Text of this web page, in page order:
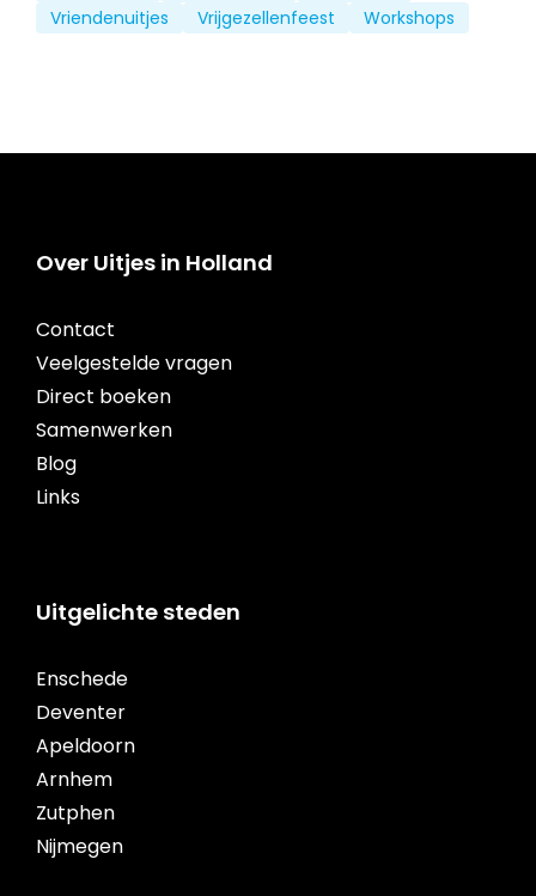
Vriendenuitjes
Vrijgezellenfeest Workshops
Over Uitjes in Holland
Contact
Veelgestelde vragen
Direct boeken
Samenwerken
Blog
Links
Uitgelichte steden
Enschede
Deventer
Apeldoorn
Arnhem
Zutphen
Nijmegen